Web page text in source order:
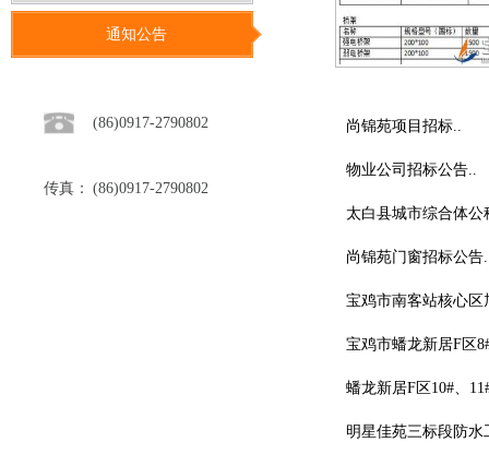
通知公告
(86)0917-2790802
传真： (86)0917-2790802
尚锦苑项目招标..
物业公司招标公告..
太白县城市综合体
尚锦苑门窗招标公告
宝鸡市南客站核心区
宝鸡市蟠龙新居F区
蟠龙新居F区10#、
明星佳苑三标段防水